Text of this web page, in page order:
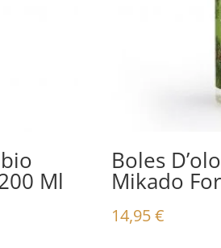
Ml
Boles
Mikado
14,95€